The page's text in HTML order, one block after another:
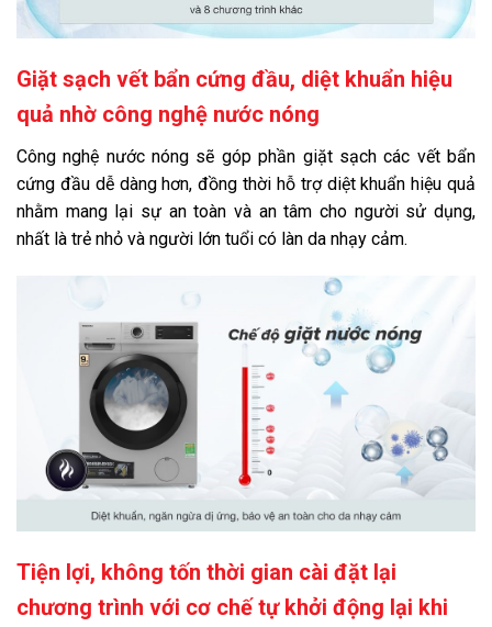
Giặt sạch vết bẩn cứng đầu, diệt khuẩn hiệu
quả nhờ công nghệ nước nóng
Công nghệ nước nóng sẽ góp phần giặt sạch các vết bẩn
cứng đầu dễ dàng hơn, đồng thời hỗ trợ diệt khuẩn hiệu quả
nhằm mang lại sự an toàn và an tâm cho người sử dụng,
nhất là trẻ nhỏ và người lớn tuổi có làn da nhạy cảm.
Tiện lợi, không tốn thời gian cài đặt lại
chương trình với cơ chế tự khởi động lại khi